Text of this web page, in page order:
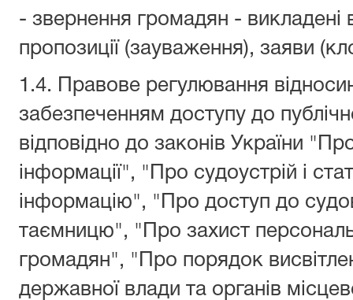
- звернення громадян - викладені
пропозиції (зауваження), заяви
1.4. Правове регулювання
забезпеченням доступу до
відповідно до законів України
інформації", "Про судоустрій і
інформацію", "Про доступ до
таємницю", "Про захист
громадян", "Про порядок
державної влади та органів